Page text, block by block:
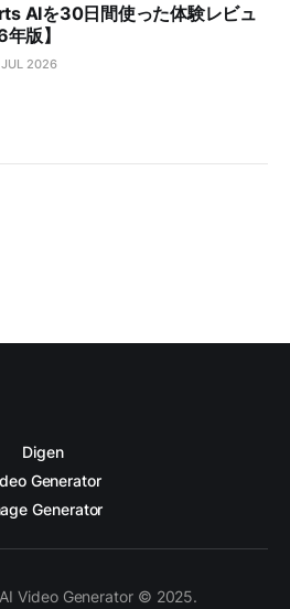
AIを30日間使った体験レビュ
版】
2026
Digen
Generator
Generator
Video Generator © 2025.